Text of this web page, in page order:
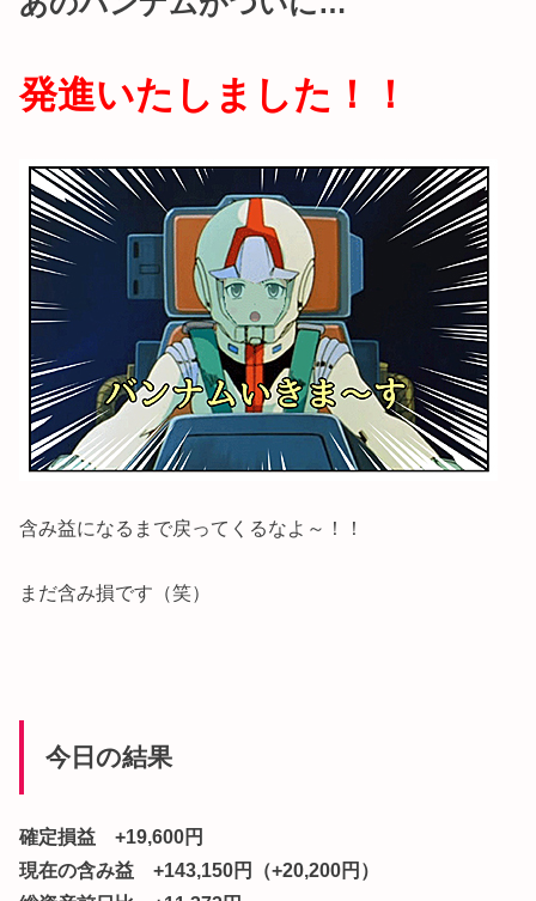
発進いたしました！！
含み益になるまで戻ってくるなよ～！！
まだ含み損です（笑）
今日の結果
確定損益 +19,600円
現在の含み益 +143,150円（+20,200円）